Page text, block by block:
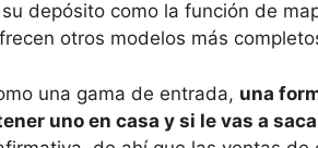
depósito como la función de
otros modelos más
una gama de entrada, una
uno en casa y si le vas a